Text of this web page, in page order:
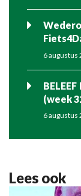
Wederom
6 augustus
(week
6 augustus
Lees ook